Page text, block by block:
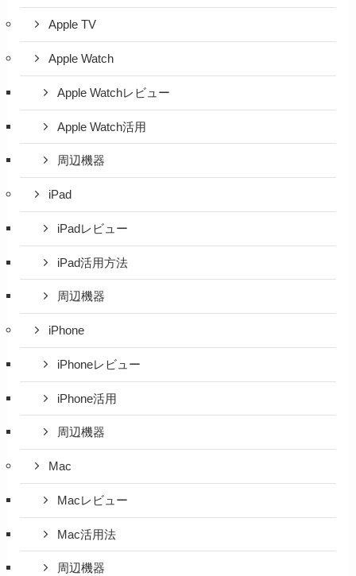
Apple TV
Apple Watch
Apple Watchレビュー
Apple Watch活用
周辺機器
iPad
iPadレビュー
iPad活用方法
周辺機器
iPhone
iPhoneレビュー
iPhone活用
周辺機器
Mac
Macレビュー
Mac活用法
周辺機器